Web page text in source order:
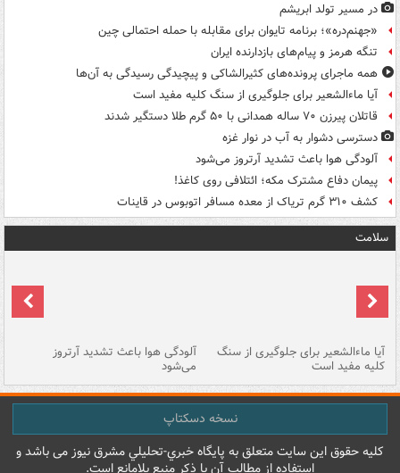
در مسیر تولد ابریشم
«جهنم‌دره»؛ برنامه تایوان برای مقابله با حمله احتمالی چین
تنگه هرمز و پیام‌های بازدارنده ایران
همه ماجرای پرونده‌های کثیرالشاکی و پیچیدگی رسیدگی به آن‌ها
آیا ماءالشعیر برای جلوگیری از سنگ کلیه مفید است
قاتلان پیرزن ۷۰ ساله همدانی با ۵۰ گرم طلا دستگیر شدند
دسترسی دشوار به آب در نوار غزه
آلودگی هوا باعث تشدید آرتروز می‌شود
پیمان دفاع مشترک مکه؛ ائتلافی روی کاغذ!
کشف ۳۱۰ گرم تریاک از معده مسافر اتوبوس در قاینات
سلامت
آیا ماءالشعیر برای جلوگیری از سنگ
کلیه مفید است
آلودگی هوا باعث تشدید آرتروز
می‌شود
نسخه دسکتاپ
کليه حقوق اين سايت متعلق به پایگاه خبري-تحليلي مشرق نيوز می باشد و
استفاده از مطالب آن با ذکر منبع بلامانع است.